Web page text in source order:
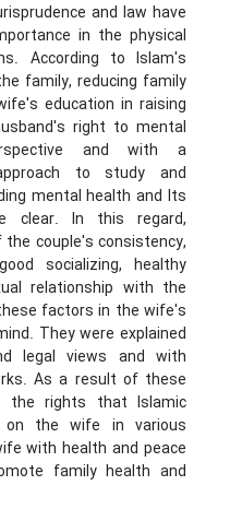
and law have
in the physical
According to Islam's
family, reducing family
education in raising
right to mental
and with a
to study and
mental health and Its
clear. In this regard,
couple's consistency,
socializing, healthy
relationship with the
factors in the wife's
They were explained
legal views and with
As a result of these
rights that Islamic
on the wife in various
with health and peace
family health and